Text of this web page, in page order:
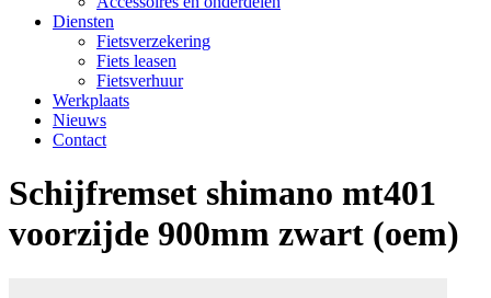
Diensten
Fietsverzekering
Fiets leasen
Fietsverhuur
Werkplaats
Nieuws
Contact
Schijfremset shimano mt401
voorzijde 900mm zwart (oem)